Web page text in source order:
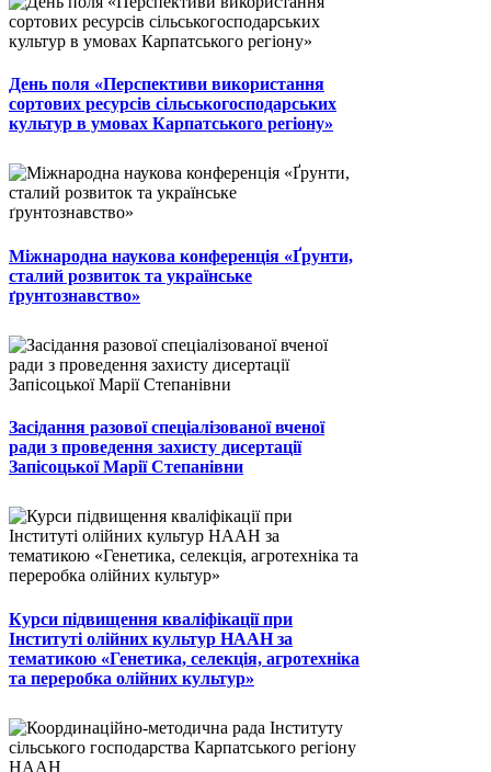
День поля «Перспективи використання
сортових ресурсів сільськогосподарських
культур в умовах Карпатського регіону»
Міжнародна наукова конференція «Ґрунти,
сталий розвиток та українське
ґрунтознавство»
Засідання разової спеціалізованої вченої
ради з проведення захисту дисертації
Запісоцької Марії Степанівни
Курси підвищення кваліфікації при
Інституті олійних культур НААН за
тематикою «Генетика, селекція, агротехніка
та переробка олійних культур»